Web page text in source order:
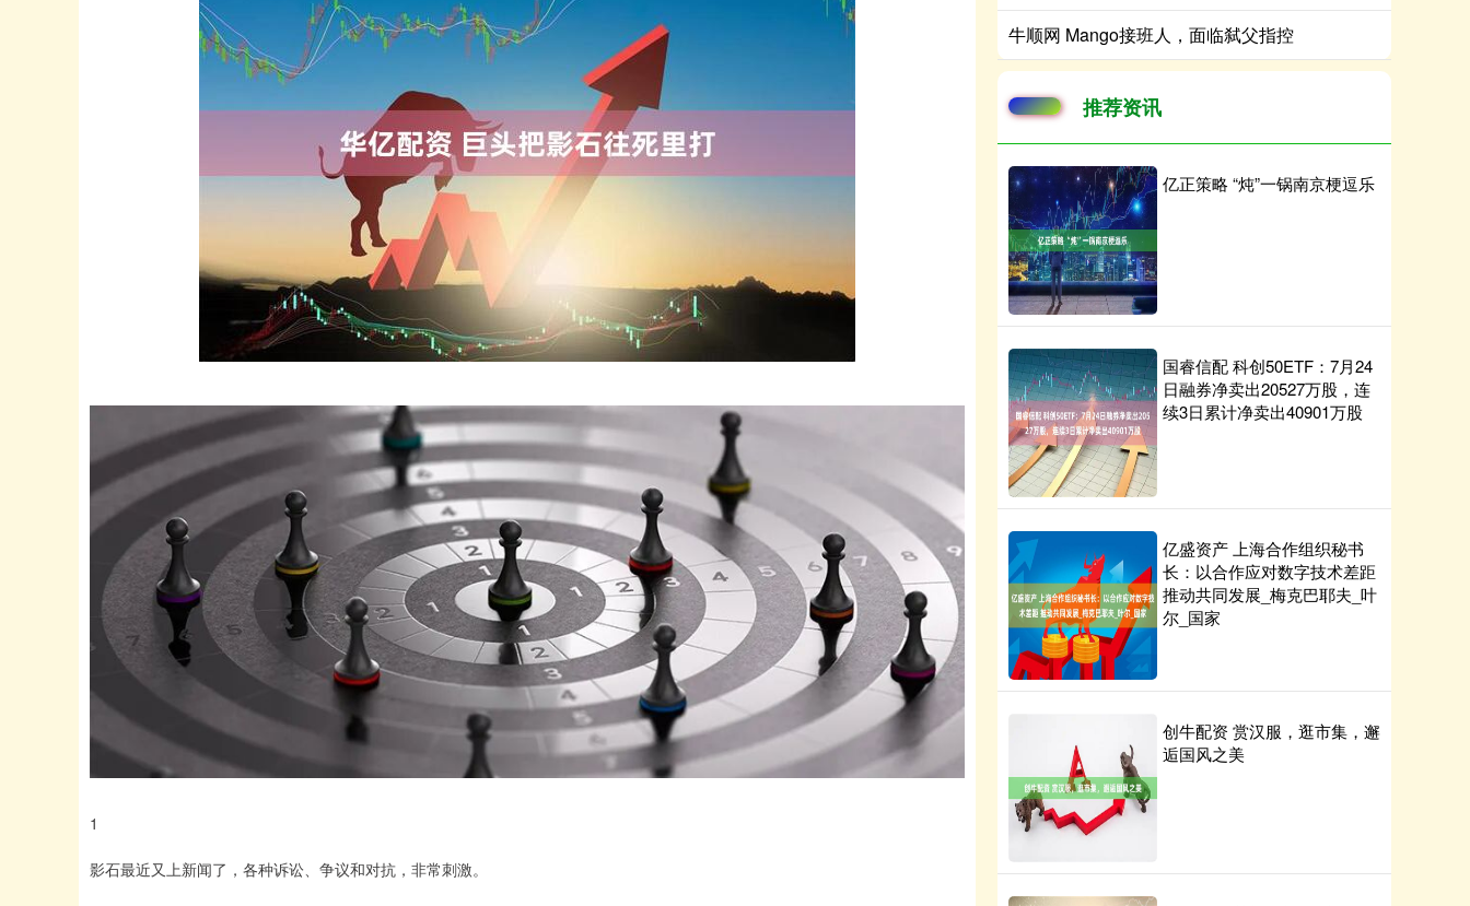
1
影石最近又上新闻了，各种诉讼、争议和对抗，非常刺激。
牛顺网 Mango接班人，面临弑父指控
推荐资讯
亿正策略 “炖”一锅南京梗逗乐
国睿信配 科创50ETF：7月24
日融券净卖出20527万股，连
续3日累计净卖出40901万股
亿盛资产 上海合作组织秘书
长：以合作应对数字技术差距
推动共同发展_梅克巴耶夫_叶
尔_国家
创牛配资 赏汉服，逛市集，邂
逅国风之美